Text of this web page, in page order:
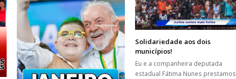
Solidariedade aos dois
municípios!
Eu e a companheira deputada
estadual Fátima Nunes prestamos